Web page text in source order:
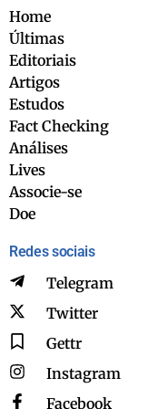
Home
Últimas
Editoriais
Artigos
Estudos
Fact Checking
Análises
Lives
Associe-se
Doe
Redes sociais
Telegram
Twitter
Gettr
Instagram
Facebook